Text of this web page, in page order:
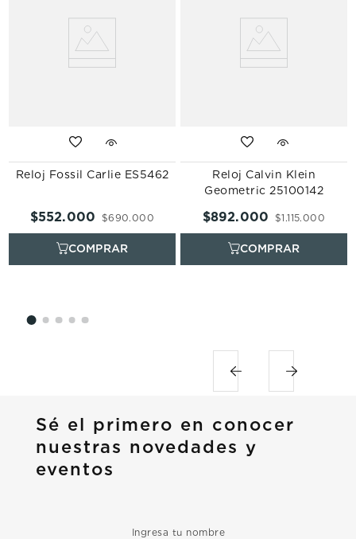
Reloj Fossil Carlie ES5462
$690.000
$552.000
Reloj Calvin Klein
Geometric 25100142
$1 .115.000
$892.000
Sé el primero en conocer
nuestras novedades y
eventos
Ingresa tu nombre